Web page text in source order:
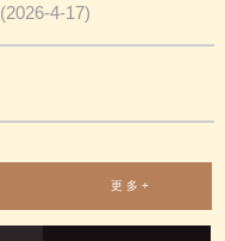
(2026-4-17)
更 多 +